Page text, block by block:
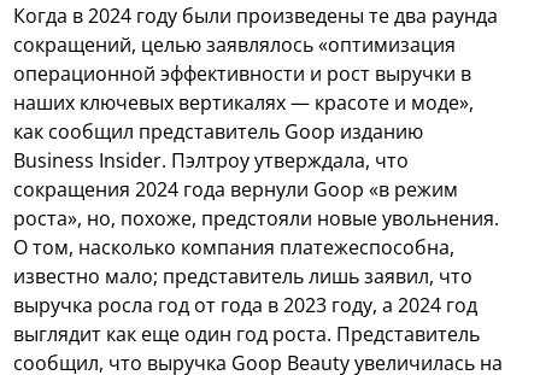
Когда в 2024 году были произведены те два раунда
сокращений, целью заявлялось «оптимизация
операционной эффективности и рост выручки в
наших ключевых вертикалях — красоте и моде»,
как сообщил представитель Goop изданию
Business Insider. Пэлтроу утверждала, что
сокращения 2024 года вернули Goop «в режим
роста», но, похоже, предстояли новые увольнения.
О том, насколько компания платежеспособна,
известно мало; представитель лишь заявил, что
выручка росла год от года в 2023 году, а 2024 год
выглядит как еще один год роста. Представитель
сообщил, что выручка Goop Beauty увеличилась на